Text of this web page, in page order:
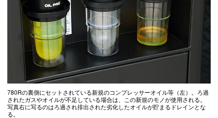
780Rの裏側にセットされている新規のコンプレッサーオイル等（左）。ろ過
されたガスやオイルが不足している場合は、この新規のモノが使用される。
写真右に写るのはろ過され排出された劣化したオイルが貯まるドレインとな
る。